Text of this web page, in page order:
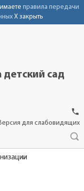
правила передачи
X закрыть
сад
phone
для слабовидящих